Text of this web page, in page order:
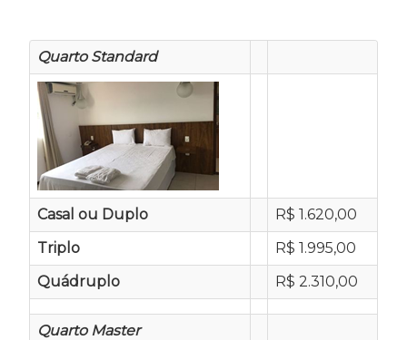
Quarto Standard
Casal ou Duplo
R$ 1.620,00
Triplo
R$ 1.995,00
Quádruplo
R$ 2.310,00
Quarto Master